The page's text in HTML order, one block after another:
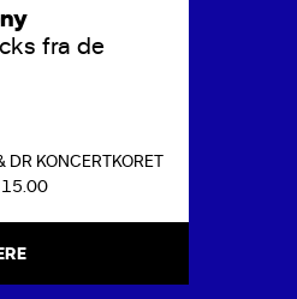
fra de
DR KONCERTKORET
15.00